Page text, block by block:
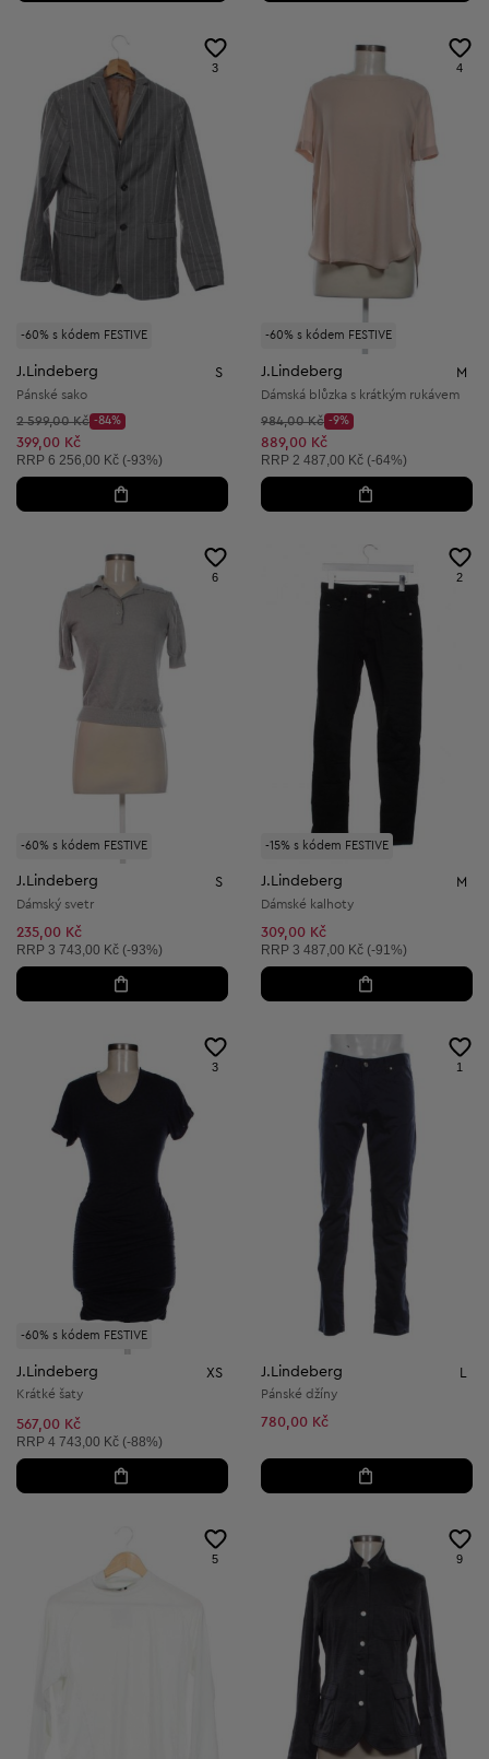
-60% s kódem FESTIVE
3
J.Lindeberg S
Pánské sako
Původní cena:
2 599,00 Kč
Discount Price:
-84%
Snížená cena:
399,00 Kč
Doporučená cena:
RRP 6 256,00 Kč (-93%)
-60% s kódem FESTIVE
4
J.Lindeberg M
Dámská blůzka s krátkým rukávem
Původní cena:
984,00 Kč
Discount Price:
-9%
Snížená cena:
889,00 Kč
Doporučená cena:
RRP 2 487,00 Kč (-64%)
-60% s kódem FESTIVE
6
J.Lindeberg S
Dámský svetr
235,00 Kč
Doporučená cena:
RRP 3 743,00 Kč (-93%)
-15% s kódem FESTIVE
2
J.Lindeberg M
Dámské kalhoty
309,00 Kč
Doporučená cena:
RRP 3 487,00 Kč (-91%)
-60% s kódem FESTIVE
3
J.Lindeberg XS
Krátké šaty
567,00 Kč
Doporučená cena:
RRP 4 743,00 Kč (-88%)
1
J.Lindeberg L
Pánské džíny
780,00 Kč
5 9